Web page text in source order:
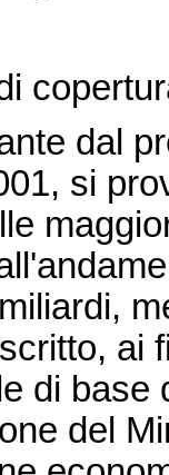
dal
si
ai
di
del